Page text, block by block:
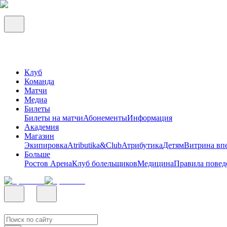
Клуб
Команда
Матчи
Медиа
Билеты
Билеты на матчиАбонементыИнформация
Академия
Магазин
ЭкипировкаAtributika&ClubАтрибутикаДетямВитрина
Больше
Ростов АренаКлуб болельщиковМедицинаПравила